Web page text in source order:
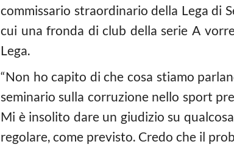
commissario straordinario della Lega di
cui una fronda di club della serie A
Lega.
“Non ho capito di che cosa stiamo
seminario sulla corruzione nello sport
Mi è insolito dare un giudizio su
regolare, come previsto. Credo che il